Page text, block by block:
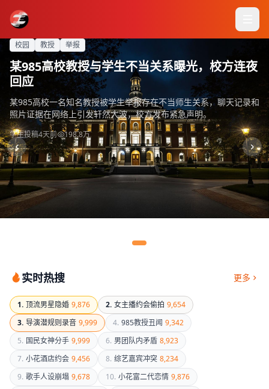
独家 爆 隐婚
顶流男星被曝隐婚生子，妻子竟是同剧组化妆
师
据知情人透露，某顶流男星在拍摄古装剧期间与剧组化妆师产生感
情，两人低调完婚并育有一子，工作室至今未正面回应此事。
圈内人爆料昨天 284.8万
偷拍 女主播 约会
千万粉丝女主播线下约会被偷拍，画面曝光全
网震惊
某直播平台头部女主播在线下与神秘男子约会时被路人偷拍，视频
中两人举止亲密，引发粉丝集体脱粉，直播间弹幕一片哗然。
网友爆料2天前 321.5万
录音 潜规则 导演
知名导演被曝潜规则多名女演员，录音证据流
出
一段 allegedly 知名导演与女演员的录音在网络上疯传，录音中导
演言语暧昧，并暗示角色分配与"特殊关系"挂钩。
匿名投稿3天前 456.8万
校园 教授 举报
某985高校教授与学生不当关系曝光，校方连夜
回应
某985高校一名知名教授被学生举报存在不当师生关系，聊天记录和
照片证据在网络上引发轩然大波，校方发布紧急声明。
学生投稿4天前 198.8万
分手 出轨 闺蜜
国民女神分手内幕曝光，男方出轨对象竟是好
闺蜜
圈内知情人士爆料，国民女神与相恋三年的男友分手原因并非和平
分手，而是男方劈腿自己的圈内闺蜜，女方至今无法释怀。
圈内好友5天前 512.3万
实时热搜 更多
1. 顶流男星隐婚 9,876 2. 女主播约会偷拍 9,654
3. 导演潜规则录音 9,999 4. 985教授丑闻 9,342
5. 国民女神分手 9,999 6. 男团队内矛盾 8,923
7. 小花酒店约会 9,456 8. 综艺嘉宾冲突 8,234
9. 歌手人设崩塌 9,678 10. 小花富二代恋情 9,876